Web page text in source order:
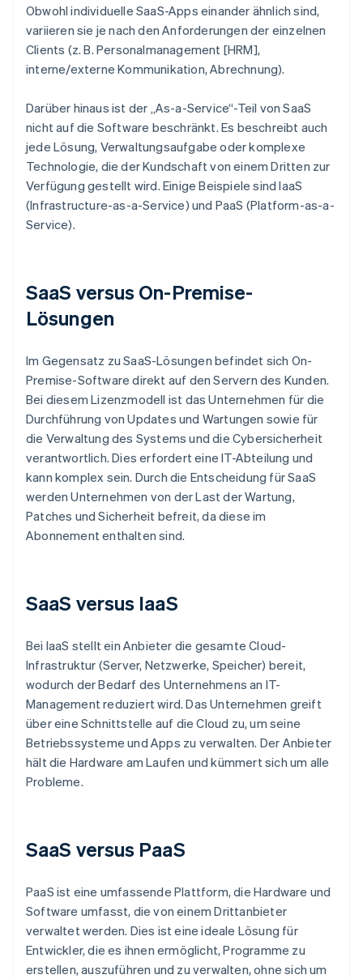
Obwohl individuelle SaaS-Apps einander ähnlich sind,
variieren sie je nach den Anforderungen der einzelnen
Clients (z. B. Personalmanagement [HRM],
interne/externe Kommunikation, Abrechnung).
Darüber hinaus ist der „As-a-Service“-Teil von SaaS
nicht auf die Software beschränkt. Es beschreibt auch
jede Lösung, Verwaltungsaufgabe oder komplexe
Technologie, die der Kundschaft von einem Dritten zur
Verfügung gestellt wird. Einige Beispiele sind IaaS
(Infrastructure-as-a-Service) und PaaS (Platform-as-a-
Service).
SaaS versus On-Premise-
Lösungen
Im Gegensatz zu SaaS-Lösungen befindet sich On-
Premise-Software direkt auf den Servern des Kunden.
Bei diesem Lizenzmodell ist das Unternehmen für die
Durchführung von Updates und Wartungen sowie für
die Verwaltung des Systems und die Cybersicherheit
verantwortlich. Dies erfordert eine IT-Abteilung und
kann komplex sein. Durch die Entscheidung für SaaS
werden Unternehmen von der Last der Wartung,
Patches und Sicherheit befreit, da diese im
Abonnement enthalten sind.
SaaS versus IaaS
Bei IaaS stellt ein Anbieter die gesamte Cloud-
Infrastruktur (Server, Netzwerke, Speicher) bereit,
wodurch der Bedarf des Unternehmens an IT-
Management reduziert wird. Das Unternehmen greift
über eine Schnittstelle auf die Cloud zu, um seine
Betriebssysteme und Apps zu verwalten. Der Anbieter
hält die Hardware am Laufen und kümmert sich um alle
Probleme.
SaaS versus PaaS
PaaS ist eine umfassende Plattform, die Hardware und
Software umfasst, die von einem Drittanbieter
verwaltet werden. Dies ist eine ideale Lösung für
Entwickler, die es ihnen ermöglicht, Programme zu
erstellen, auszuführen und zu verwalten, ohne sich um